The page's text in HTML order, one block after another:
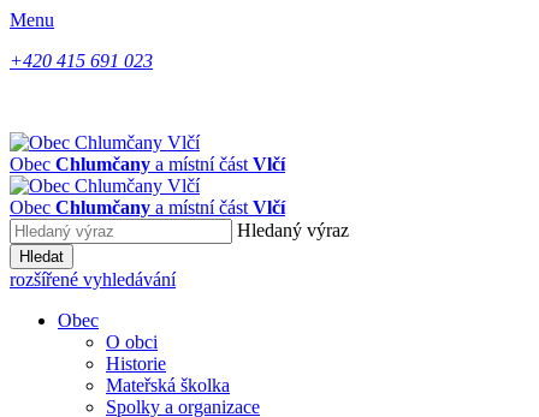
Menu
+420 415 691 023
Obec Chlumčany a místní část Vlčí
Obec Chlumčany a místní část Vlčí
Hledaný výraz
Hledat
rozšířené vyhledávání
Obec
O obci
Historie
Mateřská školka
Spolky a organizace